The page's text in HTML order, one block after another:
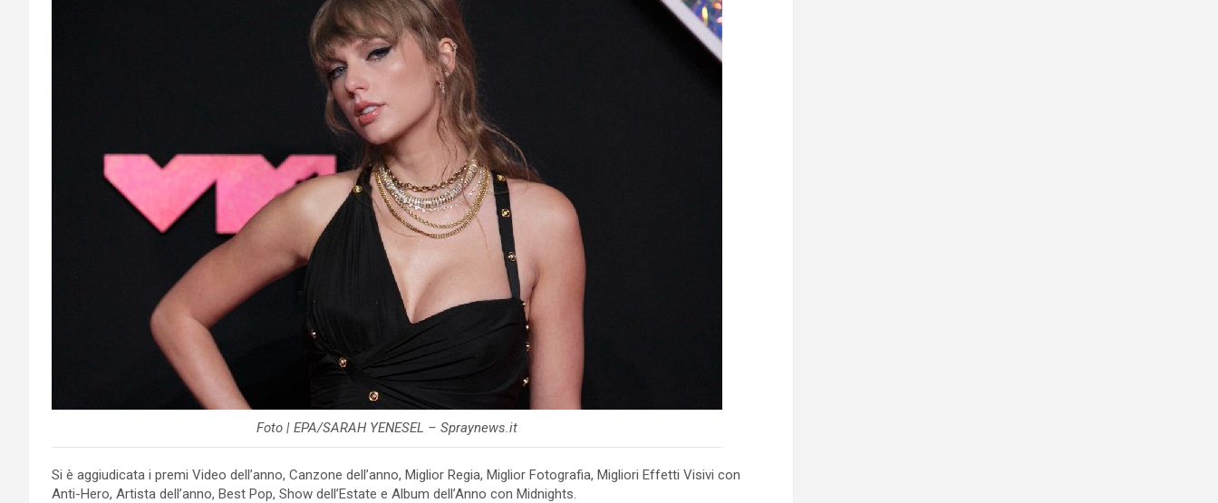
Foto | EPA/SARAH YENESEL – Spraynews.it
Si è aggiudicata i premi Video dell’anno, Canzone dell’anno, Miglior Regia, Miglior Fotografia, Migliori Effetti Visivi con
Anti-Hero, Artista dell’anno, Best Pop, Show dell’Estate e Album dell’Anno con Midnights.